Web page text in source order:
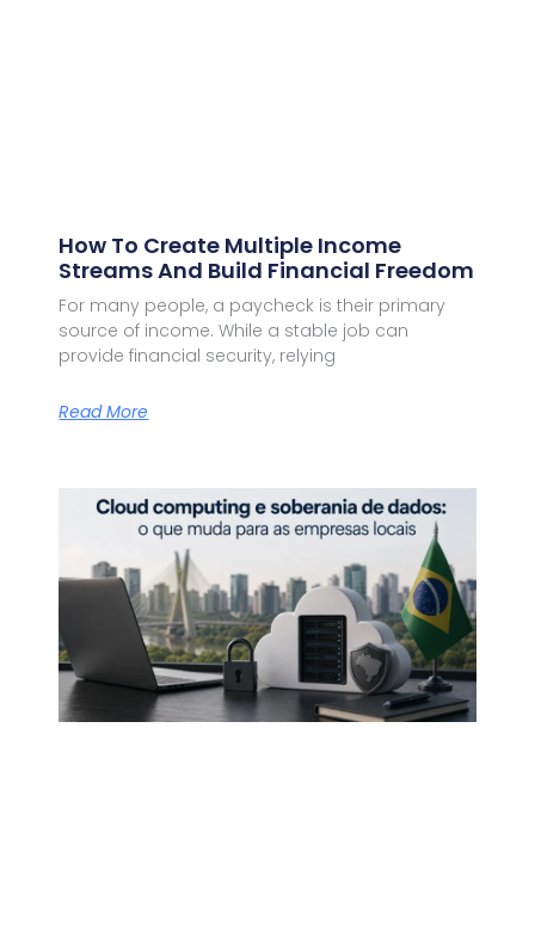
How To Create Multiple Income
Streams And Build Financial Freedom
For many people, a paycheck is their primary
source of income. While a stable job can
provide financial security, relying
Read More